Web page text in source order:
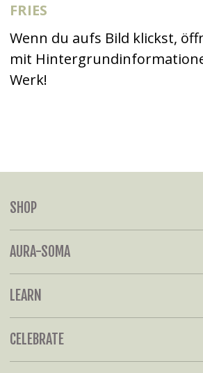
FRIES
Wenn du aufs Bild klickst,
mit
Werk!
SHOP
AURA-SOMA
LEARN
CELEBRATE